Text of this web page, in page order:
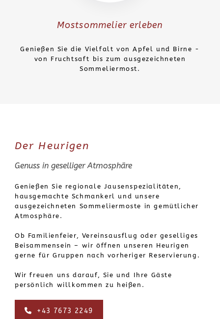
Mostsommelier erleben
Genießen Sie die Vielfalt von Apfel und Birne -
von Fruchtsaft bis zum ausgezeichneten
Sommeliermost.
Der Heurigen
Genuss in geselliger Atmosphäre
Genießen Sie regionale Jausenspezialitäten,
hausgemachte Schmankerl und unsere
ausgezeichneten Sommeliermoste in gemütlicher
Atmosphäre.
Ob Familienfeier, Vereinsausflug oder geselliges
Beisammensein – wir öffnen unseren Heurigen
gerne für Gruppen nach vorheriger Reservierung.
Wir freuen uns darauf, Sie und Ihre Gäste
persönlich willkommen zu heißen.
+43 7673 2249